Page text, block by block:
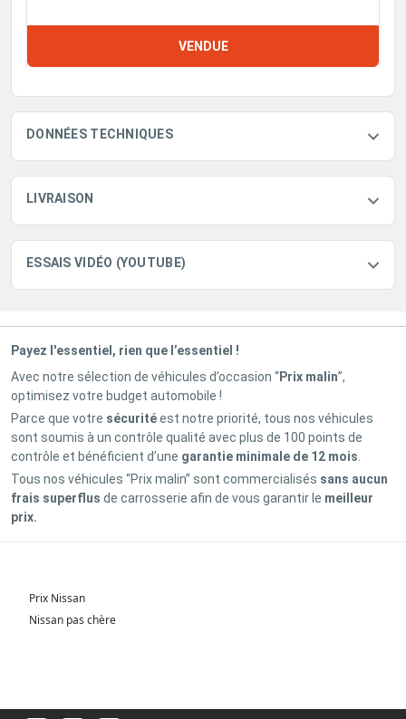
VENDUE
DONNÉES TECHNIQUES
LIVRAISON
ESSAIS VIDÉO (YOUTUBE)
Payez l'essentiel, rien que l’essentiel !
Avec notre sélection de véhicules d’occasion “Prix malin”,
optimisez votre budget automobile !
Parce que votre sécuritéest notre priorité, tous nos véhicules
sont soumis à un contrôle qualité avec plus de 100 points de
contrôle et bénéficient d’une garantie minimale de 12 mois
Tous nos véhicules “Prix malin” sont commercialisés sans aucun
frais superflus de carrosserie afin de vous garantir le meilleur
prix.
Prix Nissan
Nissan pas chère